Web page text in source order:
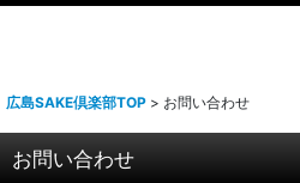
広島SAKE倶楽部TOP > お問い合わせ
お問い合わせ